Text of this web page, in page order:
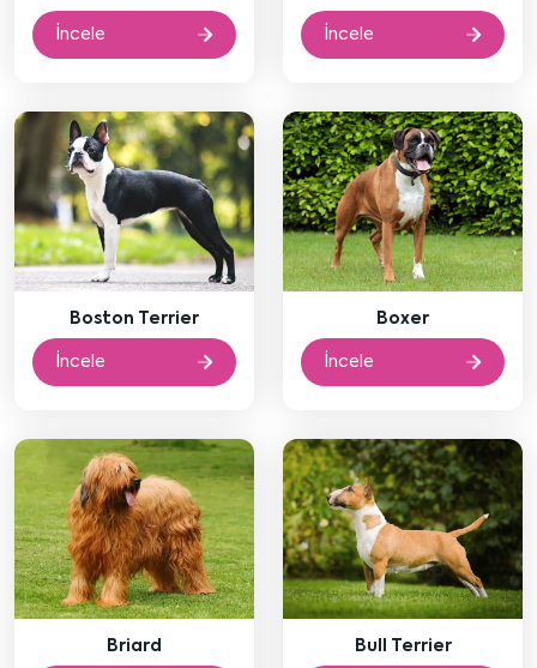
İncele İncele
Boston Terrier
İncele
Boxer
İncele
Briard Bull Terrier